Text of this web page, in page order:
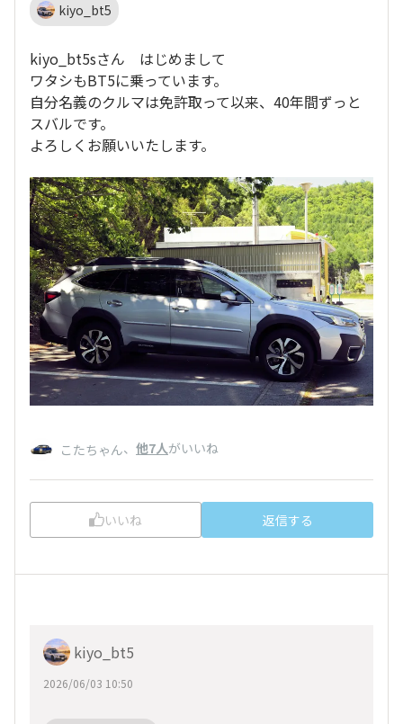
kiyo_bt5
kiyo_bt5sさん はじめまして
ワタシもBT5に乗っています。
自分名義のクルマは免許取って以来、40年間ずっと
スバルです。
よろしくお願いいたします。
こたちゃん、 他7人がいいね
いいね 返信する
kiyo_bt5
2026/06/03 10:50